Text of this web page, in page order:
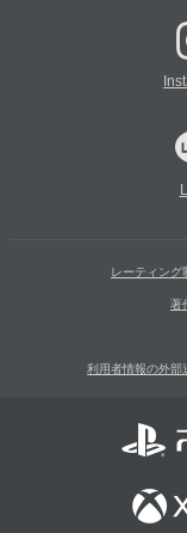
レーティング
著
利用者情報の外部